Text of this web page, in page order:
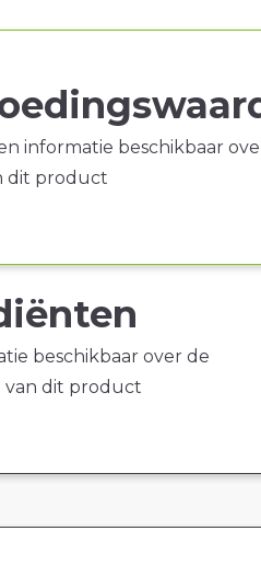
informatie beschikbaar
dit product
beschikbaar over de
dit product